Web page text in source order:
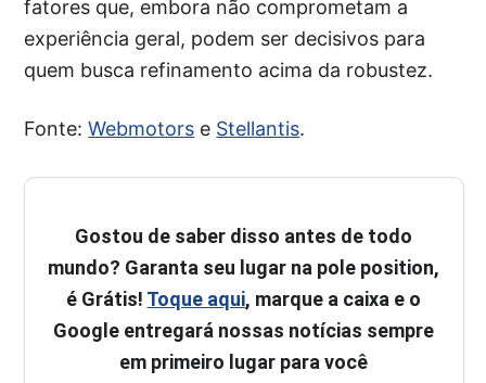
fatores que, embora não comprometam a
experiência geral, podem ser decisivos para
quem busca refinamento acima da robustez.
Fonte:Webmotors e Stellantis.
Gostou de saber disso antes de todo
mundo? Garanta seu lugar na pole position,
é Grátis! Toque aqui, marque a caixa e o
Google entregará nossas notícias sempre
em primeiro lugar para você